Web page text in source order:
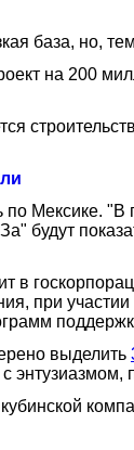
база, но,
на 200
Мексике.
будут
в
при
выделить